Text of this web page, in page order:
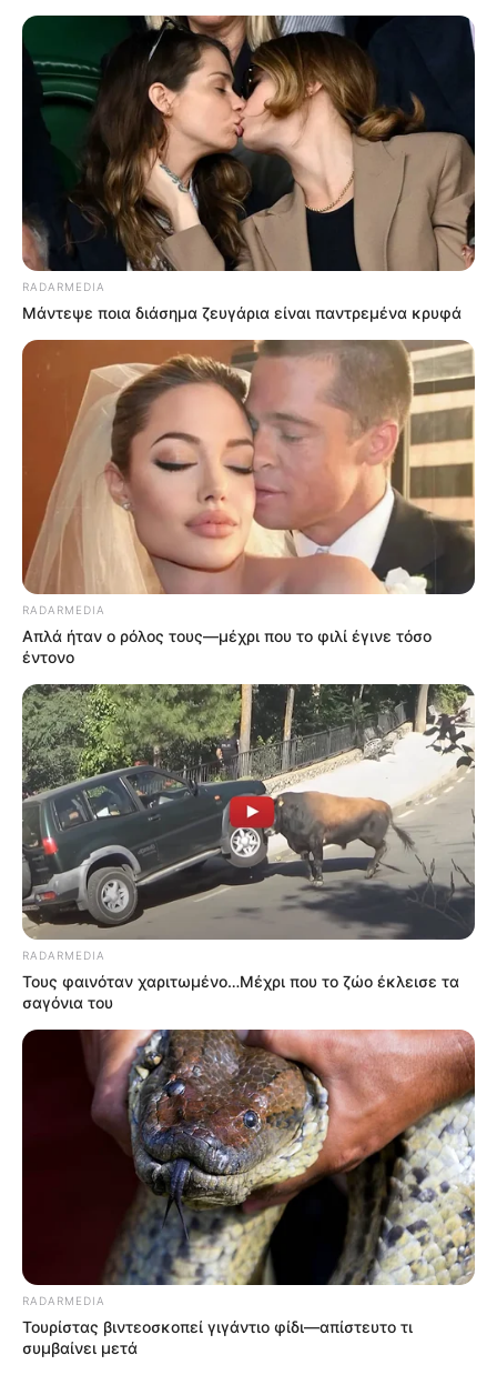
RADARMEDIA
Μάντεψε ποια διάσημα ζευγάρια είναι παντρεμένα κρυφά
RADARMEDIA
Απλά ήταν ο ρόλος τους—μέχρι που το φιλί έγινε τόσο
έντονο
RADARMEDIA
Τους φαινόταν χαριτωμένο…Μέχρι που το ζώο έκλεισε τα
σαγόνια του
RADARMEDIA
Τουρίστας βιντεοσκοπεί γιγάντιο φίδι—απίστευτο τι
συμβαίνει μετά